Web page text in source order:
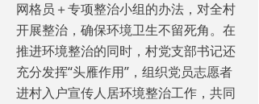
网格员＋专项整治小组的办法，对全村
开展整治，确保环境卫生不留死角。在
推进环境整治的同时，村党支部书记还
充分发挥“头雁作用”，组织党员志愿者
进村入户宣传人居环境整治工作，共同